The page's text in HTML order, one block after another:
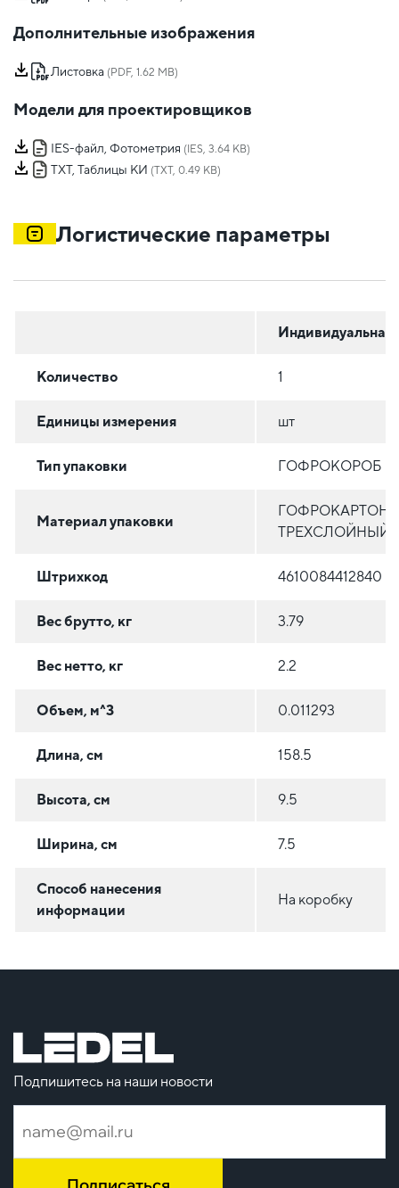
Дополнительные изображения
Листовка (PDF, 1.62 MB)
Модели для проектировщиков
IES-файл, Фотометрия (IES, 3.64 KB)
TXT, Таблицы КИ (TXT, 0.49 KB)
Логистические параметры
Индивидуальная
Количество 1
Единицы измерения шт
Тип упаковки ГОФРОКОРОБ
Материал упаковки
ГОФРОКАРТОН
ТРЕХСЛОЙНЫЙ
Штрихкод 4610084412840
Вес брутто, кг 3.79
Вес нетто, кг 2.2
Объем, м^3 0.011293
Длина, см 158.5
Высота, см 9.5
Ширина, см 7.5
Способ нанесения
информации
На коробку
Подпишитесь на наши новости